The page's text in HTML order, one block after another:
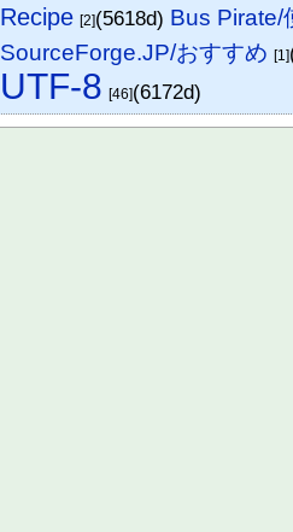
Recipe [2](5618d) Bus Pirate/
SourceForge.JP/おすすめ [1]
UTF-8 [46](6172d)